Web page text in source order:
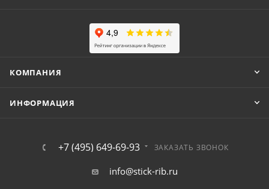
КОМПАНИЯ
ИНФОРМАЦИЯ
+7 (495) 649-69-93 ЗАКАЗАТЬ ЗВОНОК
info@stick-rib.ru